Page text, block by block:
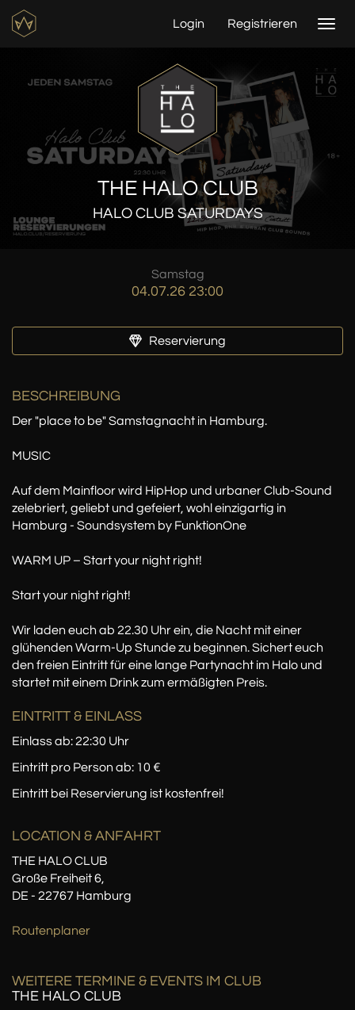
Login Registrieren
THE HALO CLUB
HALO CLUB SATURDAYS
Samstag
04.07.26 23:00
Reservierung
BESCHREIBUNG
Der "place to be" Samstagnacht in Hamburg.
MUSIC
Auf dem Mainfloor wird HipHop und urbaner Club-Sound
zelebriert, geliebt und gefeiert, wohl einzigartig in
Hamburg - Soundsystem by FunktionOne
WARM UP – Start your night right!
Start your night right!
Wir laden euch ab 22.30 Uhr ein, die Nacht mit einer
glühenden Warm-Up Stunde zu beginnen. Sichert euch
den freien Eintritt für eine lange Partynacht im Halo und
startet mit einem Drink zum ermäßigten Preis.
EINTRITT & EINLASS
Einlass ab: 22:30 Uhr
Eintritt pro Person ab: 10 €
Eintritt bei Reservierung ist kostenfrei!
LOCATION & ANFAHRT
THE HALO CLUB
Große Freiheit 6,
DE - 22767 Hamburg
Routenplaner
WEITERE TERMINE & EVENTS IM CLUB
THE HALO CLUB